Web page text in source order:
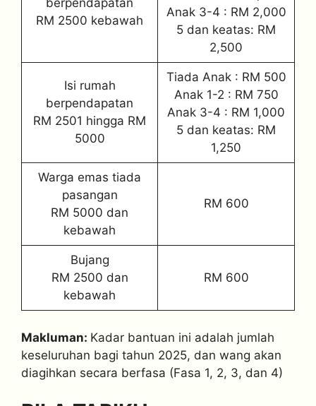
RM 2500 kebawah
Anak 3-4 : RM 2,000
5 dan keatas: RM
2,500
Isi rumah
berpendapatan
RM 2501 hingga RM
5000
Tiada Anak : RM 500
Anak 1-2 : RM 750
Anak 3-4 : RM 1,000
5 dan keatas: RM
1,250
Warga emas tiada
pasangan
RM 5000 dan
kebawah
RM 600
Bujang
RM 2500 dan
kebawah
RM 600
Makluman: Kadar bantuan ini adalah jumlah
keseluruhan bagi tahun 2025, dan wang akan
diagihkan secara berfasa (Fasa 1, 2, 3, dan 4)